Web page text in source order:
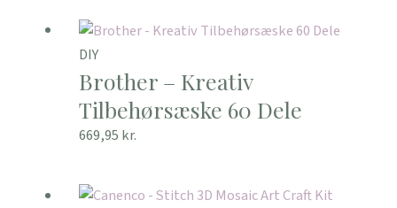
DIY
Brother – Kreativ
Tilbehørsæske 60 Dele
669,95 kr.